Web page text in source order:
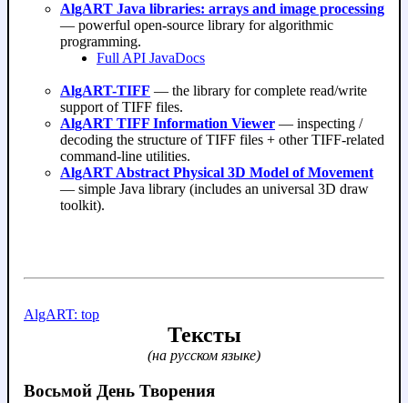
AlgART Java libraries: arrays and image processing
— powerful open-source library for algorithmic
programming.
Full API JavaDocs
AlgART-TIFF — the library for complete read/write
support of TIFF files.
AlgART TIFF Information Viewer — inspecting /
decoding the structure of TIFF files + other TIFF-related
command-line utilities.
AlgART Abstract Physical 3D Model of Movement
— simple Java library (includes an universal 3D draw
toolkit).
AlgART: top
Тексты
(на русском языке)
Восьмой День Творения